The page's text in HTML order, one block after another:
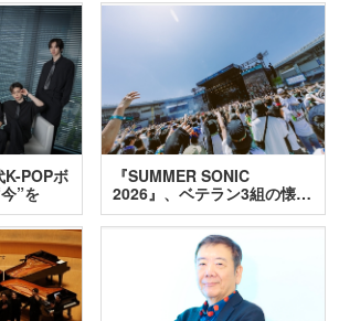
POPボ
”を
『SUMMER SONIC
2026』、ベテラン3組の懐…